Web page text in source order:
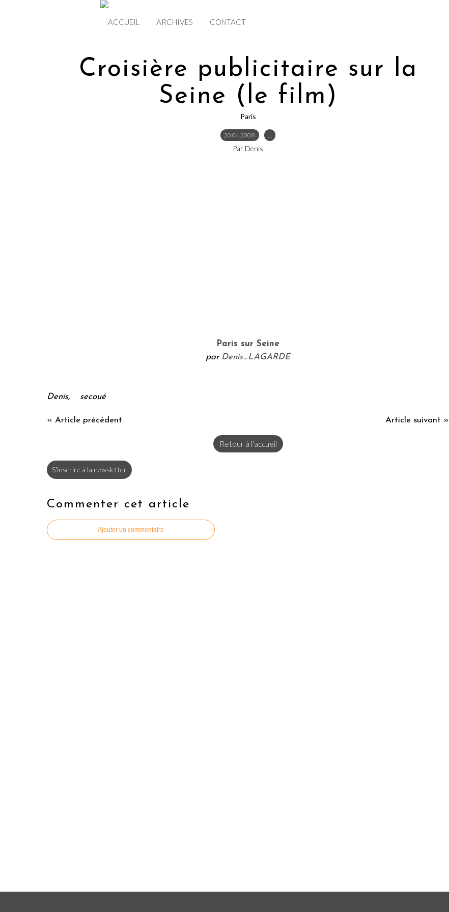
ACCUEIL ARCHIVES CONTACT
Croisière publicitaire sur la
Seine (le film)
Paris
20.04.2008 …
Par Denis
Paris sur Seine
par Denis_LAGARDE
Denis, secoué
« Article précédent Article suivant »
Retour à l'accueil
S'inscrire à la newsletter
Commenter cet article
Ajouter un commentaire